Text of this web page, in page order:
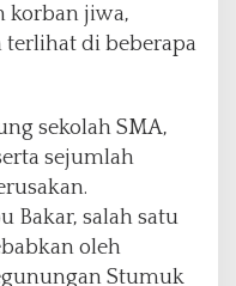
korban jiwa,
di beberapa
sekolah SMA,
sejumlah
Bakar, salah satu
oleh
Stumuk